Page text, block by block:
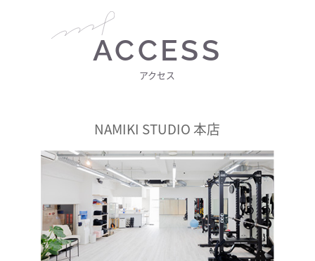
ACCESS
アクセス
NAMIKI STUDIO 本店